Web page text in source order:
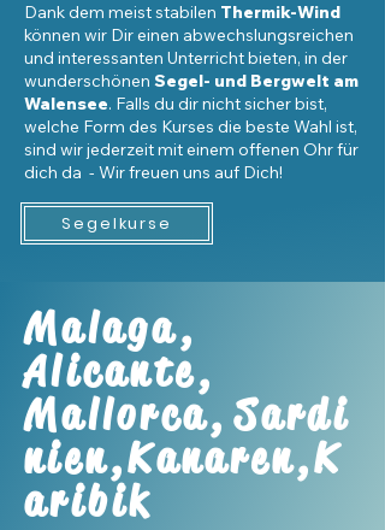
Dank dem meist stabilen Thermik-Wind
können wir Dir einen abwechslungsreichen
und interessanten Unterricht bieten, in der
wunderschönen Segel- und Bergwelt am
Walensee. Falls du dir nicht sicher bist,
welche Form des Kurses die beste Wahl ist,
sind wir jederzeit mit einem offenen Ohrfür
dich da - Wir freuen uns auf Dich!
Segelkurse
Malaga,
Alicante,
Mallorca, Sardi
nien,Kanaren,K
aribik